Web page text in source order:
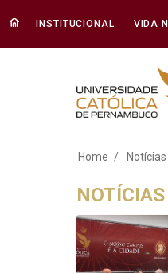
INSTITUCIONAL VIDA
Home Notícias
NOTÍCIAS